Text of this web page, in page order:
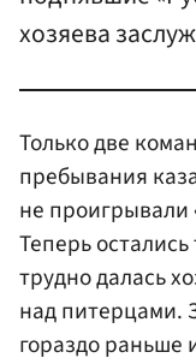
хозяева
Только две
пребывания
не проигрывали
Теперь
трудно далась
над питерцами.
гораздо раньше